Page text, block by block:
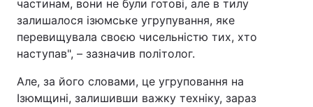
частинам, вони не були готові, але в тилу
залишалося ізюмське угрупування, яке
перевищувала своєю чисельністю тих, хто
наступав", – зазначив політолог.
Але, за його словами, це угруповання на
Ізюмщині, залишивши важку техніку, зараз